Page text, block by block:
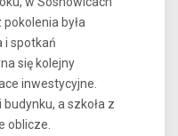
była
i spotkań
się kolejny
inwestycyjne.
a szkoła z
oblicze.